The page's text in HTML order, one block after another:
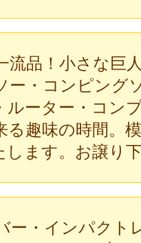
流品！小さな巨
ー・コンピング
ルーター・コン
る趣味の時間。
します。お譲り
ー・インパクト